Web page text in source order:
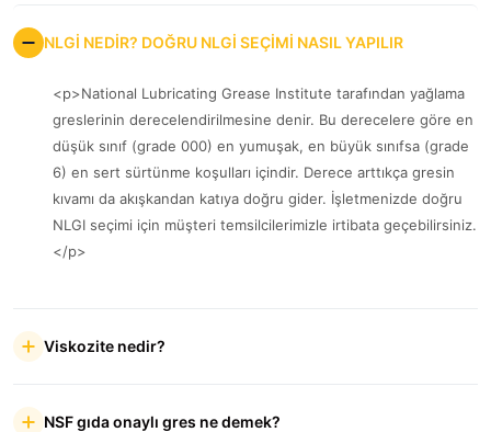
NLGİ NEDİR? DOĞRU NLGİ SEÇİMİ NASIL YAPILIR
<p>National Lubricating Grease Institute tarafından yağlama
greslerinin derecelendirilmesine denir. Bu derecelere göre en
düşük sınıf (grade 000) en yumuşak, en büyük sınıfsa (grade
6) en sert sürtünme koşulları içindir. Derece arttıkça gresin
kıvamı da akışkandan katıya doğru gider. İşletmenizde doğru
NLGI seçimi için müşteri temsilcilerimizle irtibata geçebilirsiniz.
</p>
Viskozite nedir?
NSF gıda onaylı gres ne demek?